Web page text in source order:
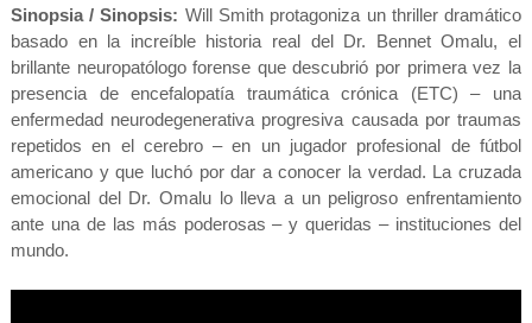
Sinopsia / Sinopsis: Will Smith protagoniza un thriller dramático
basado en la increíble historia real del Dr. Bennet Omalu, el
brillante neuropatólogo forense que descubrió por primera vez la
presencia de encefalopatía traumática crónica (ETC) – una
enfermedad neurodegenerativa progresiva causada por traumas
repetidos en el cerebro – en un jugador profesional de fútbol
americano y que luchó por dar a conocer la verdad. La cruzada
emocional del Dr. Omalu lo lleva a un peligroso enfrentamiento
ante una de las más poderosas – y queridas – instituciones del
mundo.